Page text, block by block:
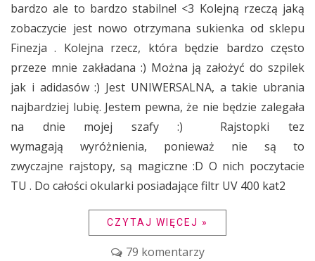
bardzo ale to bardzo stabilne! <3 Kolejną rzeczą jaką
zobaczycie jest nowo otrzymana sukienka od sklepu
Finezja . Kolejna rzecz, która będzie bardzo często
przeze mnie zakładana :) Można ją założyć do szpilek
jak i adidasów :) Jest UNIWERSALNA, a takie ubrania
najbardziej lubię. Jestem pewna, że nie będzie zalegała
na dnie mojej szafy :) Rajstopki tez
wymagają wyróżnienia, ponieważ nie są to
zwyczajne rajstopy, są magiczne :D O nich poczytacie
TU . Do całości okularki posiadające filtr UV 400 kat2
CZYTAJ WIĘCEJ »
79 komentarzy